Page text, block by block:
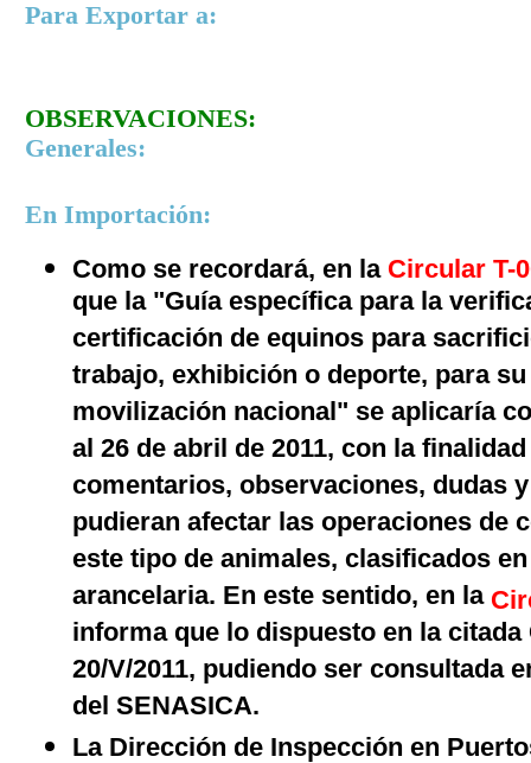
Para Exportar a:
OBSERVACIONES:
Generales:
En Importación:
Como se recordará, en la Circular T-
que la "Guía específica para la
certificación de equinos para
trabajo, exhibición o deporte, para
movilización nacional" se aplicaría
al 26 de abril de 2011, con la
comentarios, observaciones, dudas
pudieran afectar las operaciones de
este tipo de animales, clasificados
arancelaria. En este sentido, en la
informa que lo dispuesto en la
20/V/2011, pudiendo ser consultada
del SENASICA.
La Dirección de Inspección en